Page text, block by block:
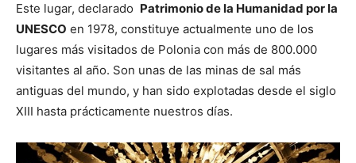
Este lugar, declarado Patrimonio de la Humanidad por la
UNESCO en 1978, constituye actualmente uno de los
lugares más visitados de Polonia con más de 800.000
visitantes al año. Son unas de las minas de sal más
antiguas del mundo, y han sido explotadas desde el siglo
XIII hasta prácticamente nuestros días.